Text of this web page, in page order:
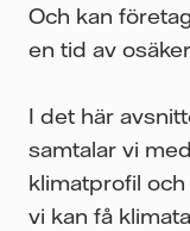
Och kan
en tid av
I det här
samtalar vi
klimatprofil
vi kan få